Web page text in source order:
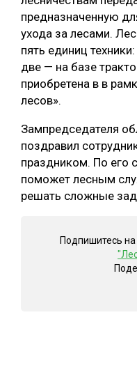
предназначенную
ухода за лесами.
пять единиц
две — на базе
приобретена в в
лесов».
Зампредседателя
поздравил
праздником. По его
поможет лесным
решать сложные
Подпишитесь